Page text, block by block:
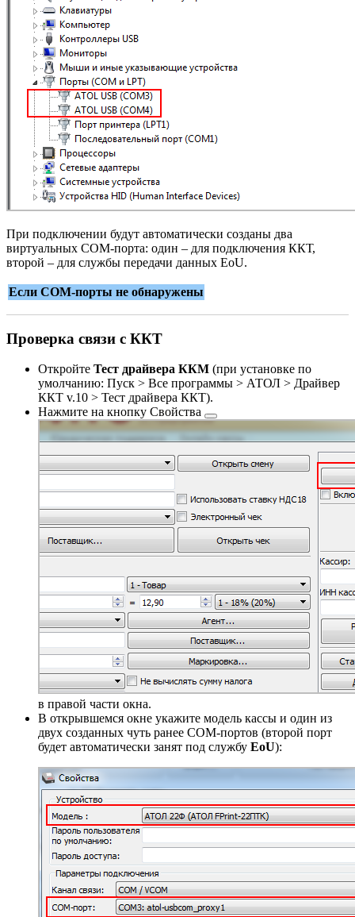
При подключении будут автоматически созданы два
виртуальных COM-порта: один – для подключения ККТ,
второй – для службы передачи данных EoU.
Если СОМ-порты не обнаружены
Проверка связи с ККТ
Откройте Тест драйвера ККМ (при установке по
умолчанию: Пуск > Все программы > АТОЛ > Драйвер
ККТ v.10 > Тест драйвера ККТ).
Нажмите на кнопку Свойства
в правой части окна.
В открывшемся окне укажите модель кассы и один из
двух созданных чуть ранее COM-портов (второй порт
будет автоматически занят под службу EoU):